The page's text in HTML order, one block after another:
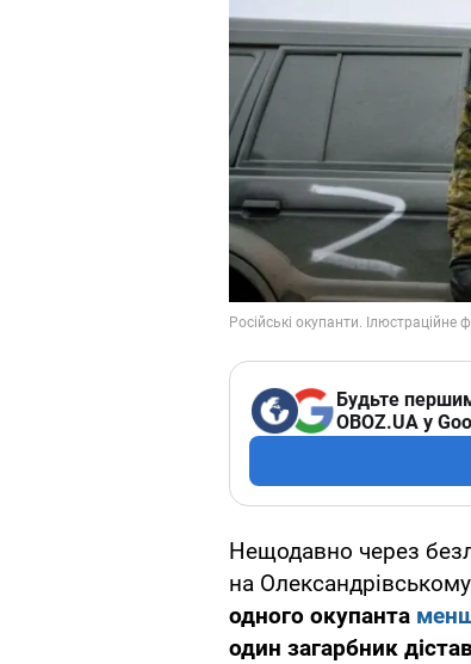
Будьте
OBOZ.UA у
Нещодавно через
на
одного окупанта
один загарбник